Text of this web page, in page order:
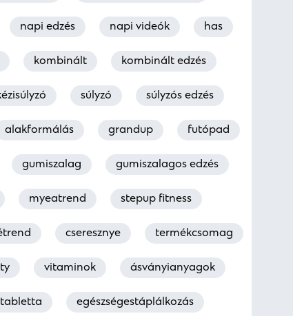
napi edzés napi videók has
kombinált kombinált edzés
súlyzó súlyzós edzés
alakformálás grandup futópad
gumiszalag gumiszalagos edzés
myeatrend stepup fitness
cseresznye termékcsomag
vitaminok ásványianyagok
tabletta egészségestáplálkozás